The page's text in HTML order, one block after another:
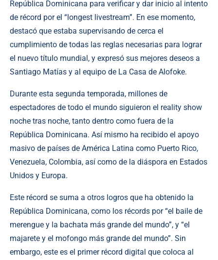
República Dominicana para verificar y dar inicio al intento
de récord por el “longest livestream”. En ese momento,
destacó que estaba supervisando de cerca el
cumplimiento de todas las reglas necesarias para lograr
el nuevo título mundial, y expresó sus mejores deseos a
Santiago Matías y al equipo de La Casa de Alofoke.
Durante esta segunda temporada, millones de
espectadores de todo el mundo siguieron el reality show
noche tras noche, tanto dentro como fuera de la
República Dominicana. Así mismo ha recibido el apoyo
masivo de países de América Latina como Puerto Rico,
Venezuela, Colombia, así como de la diáspora en Estados
Unidos y Europa.
Este récord se suma a otros logros que ha obtenido la
República Dominicana, como los récords por “el baile de
merengue y la bachata más grande del mundo”, y “el
majarete y el mofongo más grande del mundo”. Sin
embargo, este es el primer récord digital que coloca al